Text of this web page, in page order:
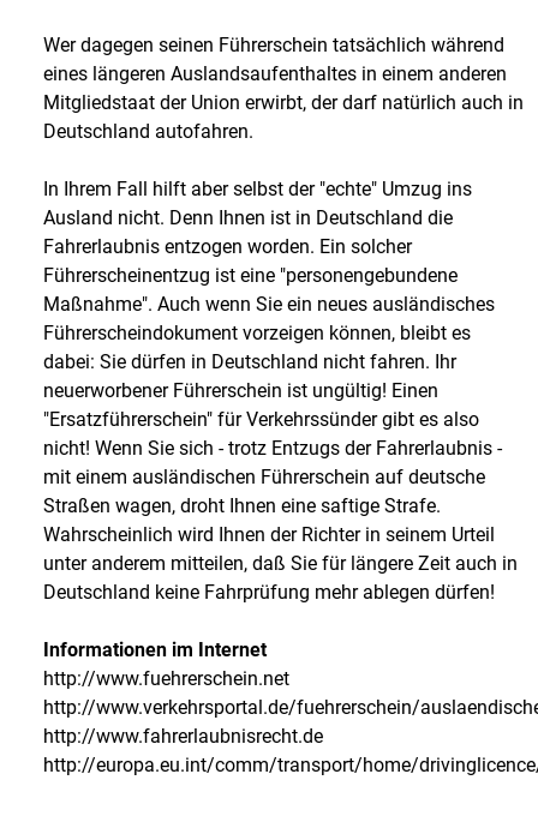
Wer dagegen seinen Führerschein tatsächlich während
eines längeren Auslandsaufenthaltes in einem anderen
Mitgliedstaat der Union erwirbt, der darf natürlich auch in
Deutschland autofahren.
In Ihrem Fall hilft aber selbst der "echte" Umzug ins
Ausland nicht. Denn Ihnen ist in Deutschland die
Fahrerlaubnis entzogen worden. Ein solcher
Führerscheinentzug ist eine "personengebundene
Maßnahme". Auch wenn Sie ein neues ausländisches
Führerscheindokument vorzeigen können, bleibt es
dabei: Sie dürfen in Deutschland nicht fahren. Ihr
neuerworbener Führerschein ist ungültig! Einen
"Ersatzführerschein" für Verkehrssünder gibt es also
nicht! Wenn Sie sich - trotz Entzugs der Fahrerlaubnis -
mit einem ausländischen Führerschein auf deutsche
Straßen wagen, droht Ihnen eine saftige Strafe.
Wahrscheinlich wird Ihnen der Richter in seinem Urteil
unter anderem mitteilen, daß Sie für längere Zeit auch in
Deutschland keine Fahrprüfung mehr ablegen dürfen!
Informationen im Internet
http://www.fuehrerschein.net
http://www.verkehrsportal.de/fuehrerschein/
http://www.fahrerlaubnisrecht.de
http://europa.eu.int/comm/transport/home/